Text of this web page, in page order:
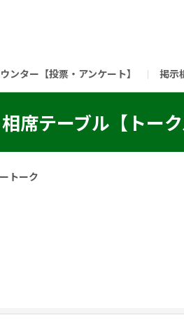
ンター【投票・アンケート】 掲示
ク）ピックルスコーポレーションHP
相席テーブル【トーク
トーク